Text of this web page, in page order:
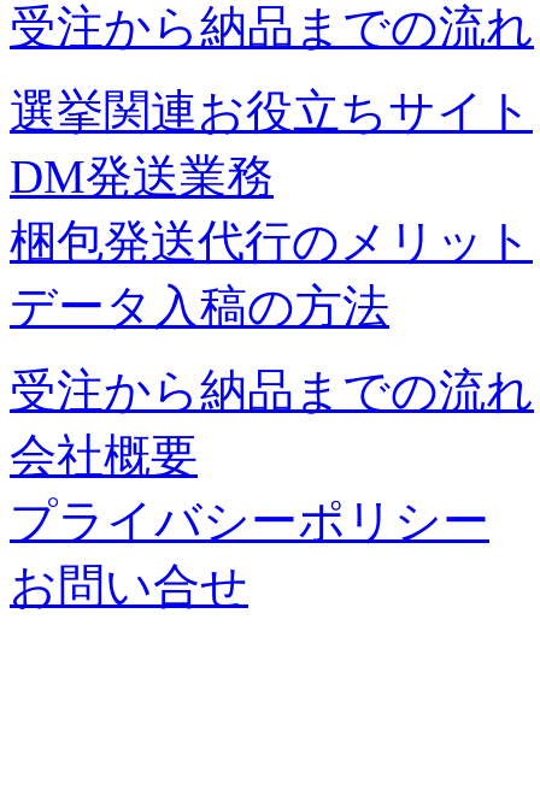
受注から納品までの流れ
選挙関連お役立ちサイト
DM発送業務
梱包発送代行のメリット
データ入稿の方法
受注から納品までの流れ
会社概要
プライバシーポリシー
お問い合せ